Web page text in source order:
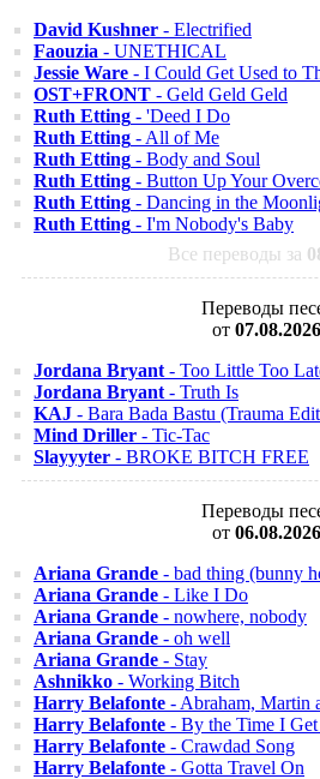
David Kushner - Electrified
Faouzia - UNETHICAL
Jessie Ware - I Could Get Used to
OST+FRONT - Geld Geld Geld
Ruth Etting - 'Deed I Do
Ruth Etting - All of Me
Ruth Etting - Body and Soul
Ruth Etting - Button Up Your
Ruth Etting - Dancing in the
Ruth Etting - I'm Nobody's Baby
Все переводы за
Переводы
от 07.08.2026
Jordana Bryant - Too Little Too
Jordana Bryant - Truth Is
KAJ - Bara Bada Bastu (Trauma
Mind Driller - Tic-Tac
Slayyyter - BROKE BITCH FREE
Переводы
от 06.08.2026
Ariana Grande - bad thing (bunny
Ariana Grande - Like I Do
Ariana Grande - nowhere, nobody
Ariana Grande - oh well
Ariana Grande - Stay
Ashnikko - Working Bitch
Harry Belafonte - Abraham, Martin
Harry Belafonte - By the Time I
Harry Belafonte - Crawdad Song
Harry Belafonte - Gotta Travel On